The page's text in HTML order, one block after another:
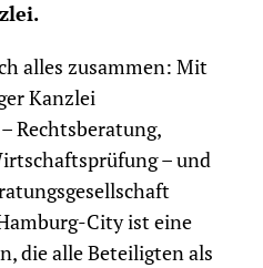
alles zusammen: Mit
Kanzlei
Rechtsberatung,
– und
City ist eine
die alle Beteiligten als